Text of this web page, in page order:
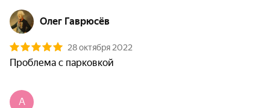
Олег Гаврюсёв
28 октября 2022
Проблема с парковкой
A